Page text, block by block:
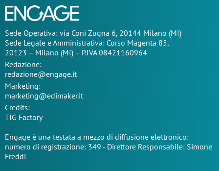
Sede Operativa: via Coni Zugna 6, 20144 Milano (MI)
Sede Legale e Amministrativa: Corso Magenta 85,
20123 – Milano (MI) – P.IVA 08421160964
Redazione:
redazione@engage.it
Marketing:
marketing@edimaker.it
Credits:
TIG Factory
Engage è una testata a mezzo di diffusione elettronico:
numero di registrazione: 349 - Direttore Responsabile: Simone
Freddi